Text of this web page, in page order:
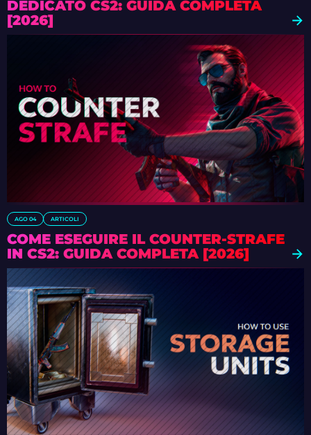
DEDICATO CS2: GUIDA COMPLETA
[2026]
AGO 04 ARTICOLI
COME ESEGUIRE IL COUNTER-STRAFE
IN CS2: GUIDA COMPLETA [2026]